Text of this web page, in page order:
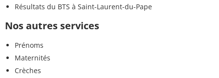
Résultats du BTS à Saint-Laurent-du-Pape
Nos autres services
Prénoms
Maternités
Crèches